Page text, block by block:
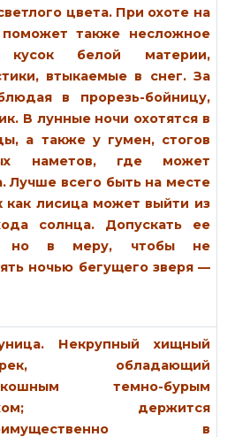
цвета. При охоте на
также несложное
кусок белой материи,
втыкаемые в снег. За
в прорезь-бойницу,
В лунные ночи охотятся в
а также у гумен, стогов
наметов, где может
Лучше всего быть на месте
как лисица может выйти из
солнца. Допускать ее
но в меру, чтобы не
ночью бегущего зверя —
Некрупный хищный
обладающий
темно-бурым
держится
в